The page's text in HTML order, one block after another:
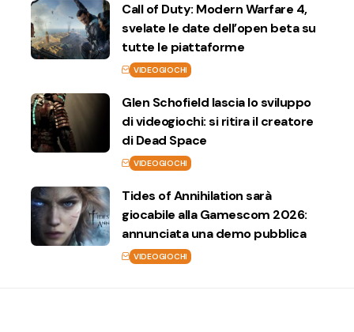
Call of Duty: Modern Warfare 4,
svelate le date dell’open beta su
tutte le piattaforme
VIDEOGIOCHI
Glen Schofield lascia lo sviluppo
di videogiochi: si ritira il creatore
di Dead Space
VIDEOGIOCHI
Tides of Annihilation sarà
giocabile alla Gamescom 2026:
annunciata una demo pubblica
VIDEOGIOCHI